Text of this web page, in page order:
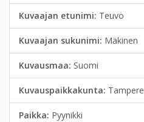
Kuvaajan etunimi: Teuvo
Kuvaajan sukunimi: Mäkinen
Kuvausmaa: Suomi
Kuvauspaikkakunta: Tampere
Paikka: Pyynikki